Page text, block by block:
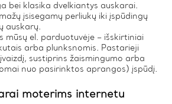
bei klasika dvelkiantys auskarai.
įsisegamų perliukų iki įspūdingų
auskarų.
mūsų el. parduotuvėje – išskirtiniai
arba plunksnomis. Pastarieji
sustiprins žaismingumo arba
nuo pasirinktos aprangos) įspūdį.
moterims internetu